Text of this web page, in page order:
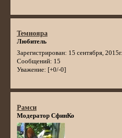
Темнояра
Любитель
Зарегистрирован: 15 сентября, 2015г.
Сообщений: 15
Уважение: [+0/-0]
Рамси
Модератор СфинКо